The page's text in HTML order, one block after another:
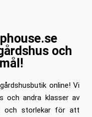
och
online! Vi
och andra klasser av
och storlekar för att